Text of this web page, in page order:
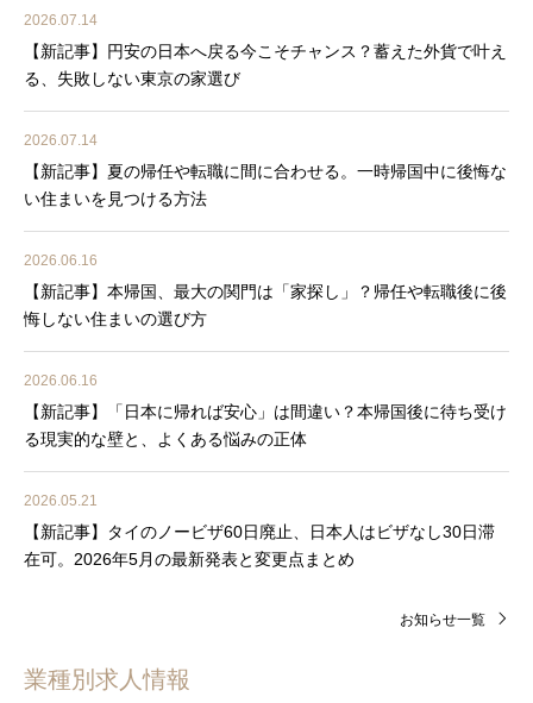
2026.07.14
【新記事】円安の日本へ戻る今こそチャンス？蓄えた外貨で叶え
る、失敗しない東京の家選び
2026.07.14
【新記事】夏の帰任や転職に間に合わせる。一時帰国中に後悔な
い住まいを見つける方法
2026.06.16
【新記事】本帰国、最大の関門は「家探し」？帰任や転職後に後
悔しない住まいの選び方
2026.06.16
【新記事】「日本に帰れば安心」は間違い？本帰国後に待ち受け
る現実的な壁と、よくある悩みの正体
2026.05.21
【新記事】タイのノービザ60日廃止、日本人はビザなし30日滞
在可。2026年5月の最新発表と変更点まとめ
お知らせ一覧
業種別求人情報